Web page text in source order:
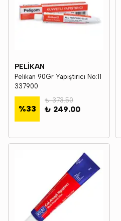
PELİKAN
Pelikan 90Gr Yapıştırıcı No:11
337900
%33
₺ 373.50
₺ 249.00